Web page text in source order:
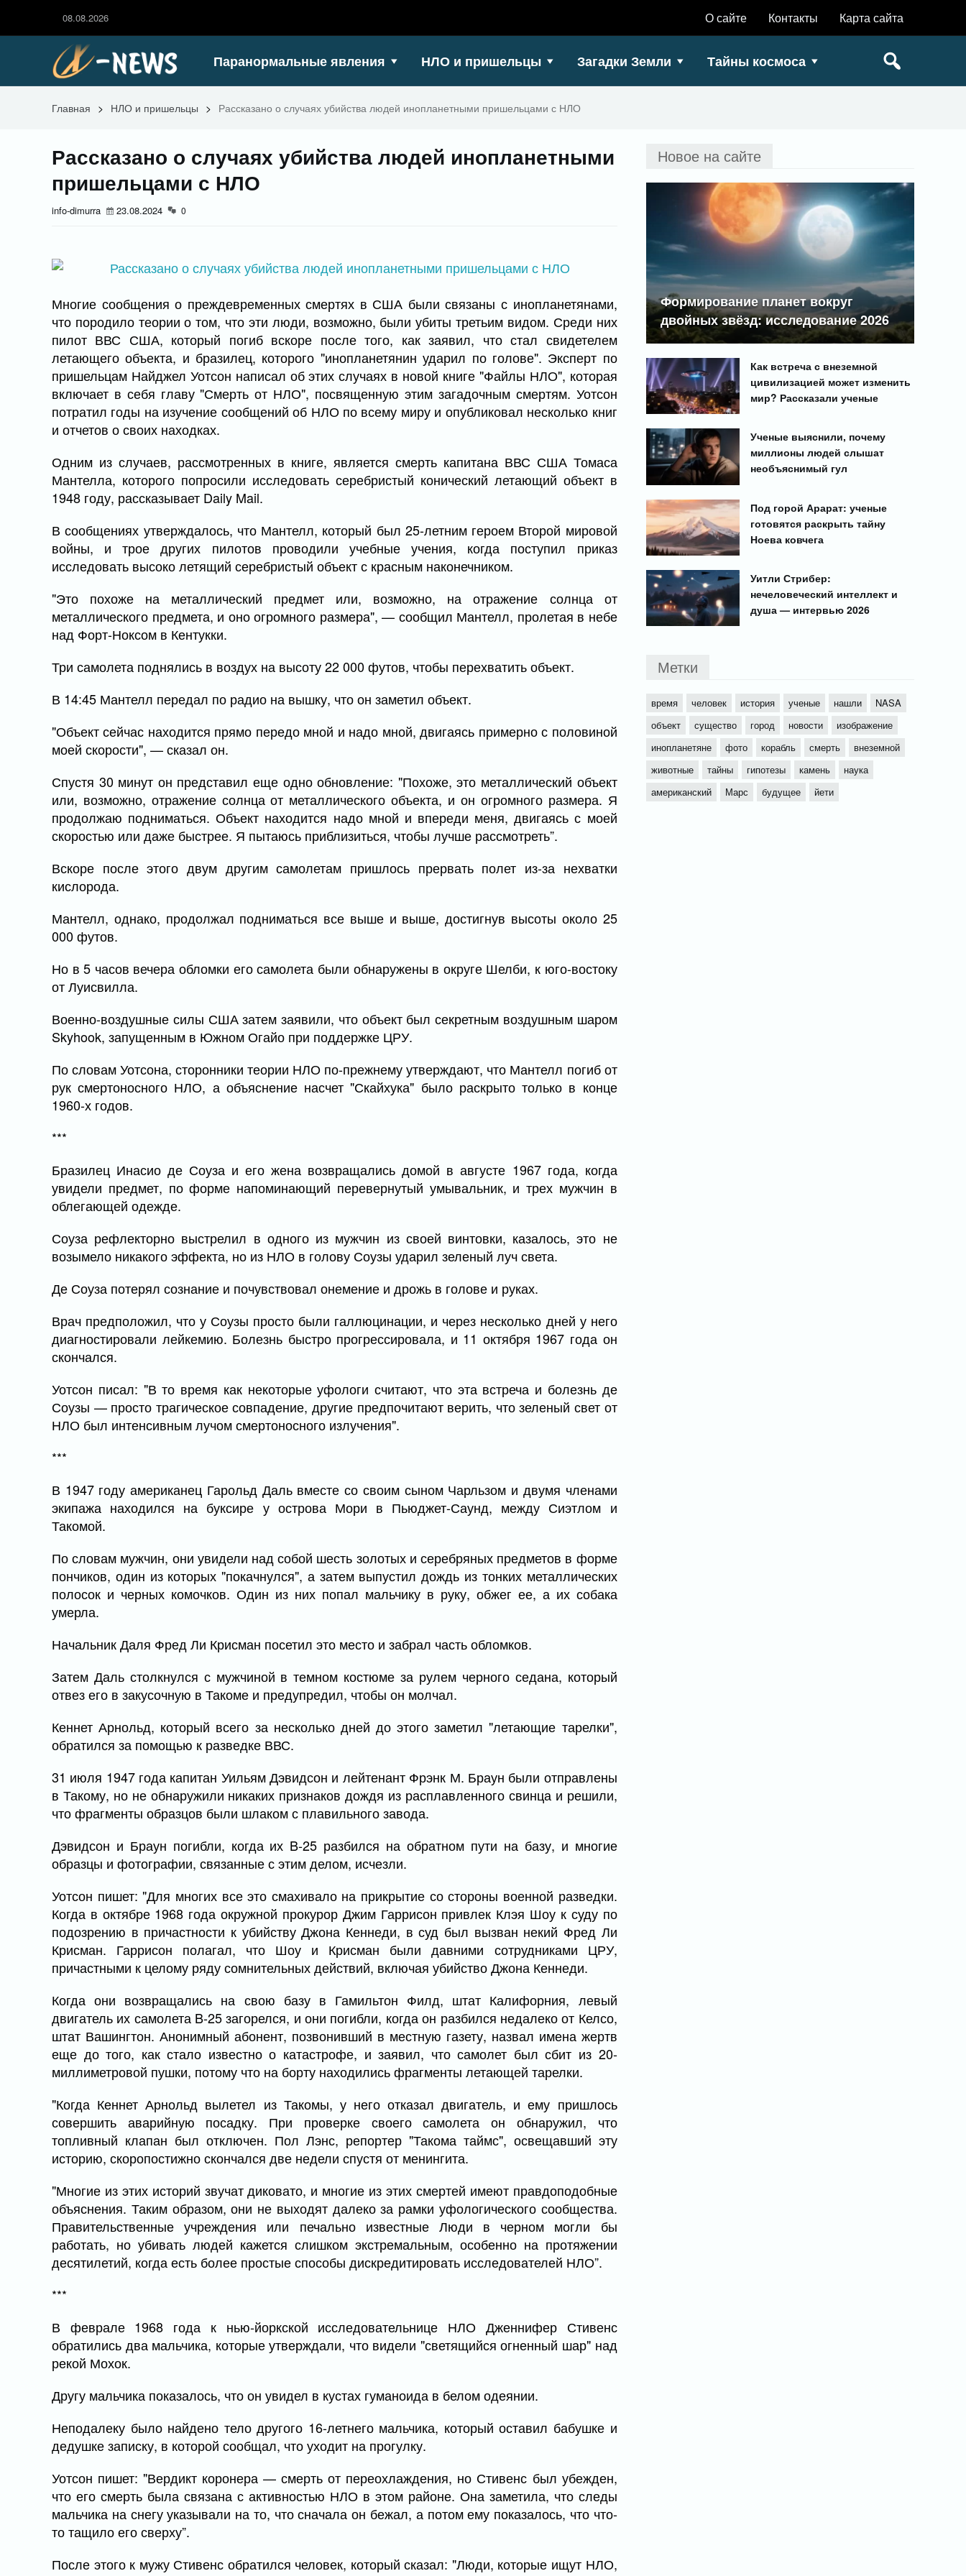
О сайте Контакты Карта сайта
08.08.2026
Паранормальные явления НЛО и пришельцы Загадки Земли Тайны космоса
Главная > НЛО и пришельцы > Рассказано о случаях убийства людей инопланетными пришельцами с НЛО
Рассказано о случаях убийства людей инопланетными
пришельцами с НЛО
info-dimurra 23.08.2024 0
Многие сообщения о преждевременных смертях в США были связаны с инопланетянами,
что породило теории о том, что эти люди, возможно, были убиты третьим видом. Среди них
пилот ВВС США, который погиб вскоре после того, как заявил, что стал свидетелем
летающего объекта, и бразилец, которого "инопланетянин ударил по голове". Эксперт по
пришельцам Найджел Уотсон написал об этих случаях в новой книге "Файлы НЛО", которая
включает в себя главу "Смерть от НЛО", посвященную этим загадочным смертям. Уотсон
потратил годы на изучение сообщений об НЛО по всему миру и опубликовал несколько книг
и отчетов о своих находках.
Одним из случаев, рассмотренных в книге, является смерть капитана ВВС США Томаса
Мантелла, которого попросили исследовать серебристый конический летающий объект в
1948 году, рассказывает Daily Mail.
В сообщениях утверждалось, что Мантелл, который был 25-летним героем Второй мировой
войны, и трое других пилотов проводили учебные учения, когда поступил приказ
исследовать высоко летящий серебристый объект с красным наконечником.
"Это похоже на металлический предмет или, возможно, на отражение солнца от
металлического предмета, и оно огромного размера", — сообщил Мантелл, пролетая в небе
над Форт-Ноксом в Кентукки.
Три самолета поднялись в воздух на высоту 22 000 футов, чтобы перехватить объект.
В 14:45 Мантелл передал по радио на вышку, что он заметил объект.
"Объект сейчас находится прямо передо мной и надо мной, двигаясь примерно с половиной
моей скорости", — сказал он.
Спустя 30 минут он представил еще одно обновление: "Похоже, это металлический объект
или, возможно, отражение солнца от металлического объекта, и он огромного размера. Я
продолжаю подниматься. Объект находится надо мной и впереди меня, двигаясь с моей
скоростью или даже быстрее. Я пытаюсь приблизиться, чтобы лучше рассмотреть”.
Вскоре после этого двум другим самолетам пришлось прервать полет из-за нехватки
кислорода.
Мантелл, однако, продолжал подниматься все выше и выше, достигнув высоты около 25
000 футов.
Но в 5 часов вечера обломки его самолета были обнаружены в округе Шелби, к юго-востоку
от Луисвилла.
Военно-воздушные силы США затем заявили, что объект был секретным воздушным шаром
Skyhook, запущенным в Южном Огайо при поддержке ЦРУ.
По словам Уотсона, сторонники теории НЛО по-прежнему утверждают, что Мантелл погиб от
рук смертоносного НЛО, а объяснение насчет "Скайхука" было раскрыто только в конце
1960-х годов.
***
Бразилец Инасио де Соуза и его жена возвращались домой в августе 1967 года, когда
увидели предмет, по форме напоминающий перевернутый умывальник, и трех мужчин в
облегающей одежде.
Соуза рефлекторно выстрелил в одного из мужчин из своей винтовки, казалось, это не
возымело никакого эффекта, но из НЛО в голову Соузы ударил зеленый луч света.
Де Соуза потерял сознание и почувствовал онемение и дрожь в голове и руках.
Врач предположил, что у Соузы просто были галлюцинации, и через несколько дней у него
диагностировали лейкемию. Болезнь быстро прогрессировала, и 11 октября 1967 года он
скончался.
Уотсон писал: "В то время как некоторые уфологи считают, что эта встреча и болезнь де
Соузы — просто трагическое совпадение, другие предпочитают верить, что зеленый свет от
НЛО был интенсивным лучом смертоносного излучения".
***
В 1947 году американец Гарольд Даль вместе со своим сыном Чарльзом и двумя членами
экипажа находился на буксире у острова Мори в Пьюджет-Саунд, между Сиэтлом и
Такомой.
По словам мужчин, они увидели над собой шесть золотых и серебряных предметов в форме
пончиков, один из которых "покачнулся", а затем выпустил дождь из тонких металлических
полосок и черных комочков. Один из них попал мальчику в руку, обжег ее, а их собака
умерла.
Начальник Даля Фред Ли Крисман посетил это место и забрал часть обломков.
Затем Даль столкнулся с мужчиной в темном костюме за рулем черного седана, который
отвез его в закусочную в Такоме и предупредил, чтобы он молчал.
Кеннет Арнольд, который всего за несколько дней до этого заметил "летающие тарелки",
обратился за помощью к разведке ВВС.
31 июля 1947 года капитан Уильям Дэвидсон и лейтенант Фрэнк М. Браун были отправлены
в Такому, но не обнаружили никаких признаков дождя из расплавленного свинца и решили,
что фрагменты образцов были шлаком с плавильного завода.
Дэвидсон и Браун погибли, когда их B-25 разбился на обратном пути на базу, и многие
образцы и фотографии, связанные с этим делом, исчезли.
Уотсон пишет: "Для многих все это смахивало на прикрытие со стороны военной разведки.
Когда в октябре 1968 года окружной прокурор Джим Гаррисон привлек Клэя Шоу к суду по
подозрению в причастности к убийству Джона Кеннеди, в суд был вызван некий Фред Ли
Крисман. Гаррисон полагал, что Шоу и Крисман были давними сотрудниками ЦРУ,
причастными к целому ряду сомнительных действий, включая убийство Джона Кеннеди.
Когда они возвращались на свою базу в Гамильтон Филд, штат Калифорния, левый
двигатель их самолета B-25 загорелся, и они погибли, когда он разбился недалеко от Келсо,
штат Вашингтон. Анонимный абонент, позвонивший в местную газету, назвал имена жертв
еще до того, как стало известно о катастрофе, и заявил, что самолет был сбит из 20-
миллиметровой пушки, потому что на борту находились фрагменты летающей тарелки.
"Когда Кеннет Арнольд вылетел из Такомы, у него отказал двигатель, и ему пришлось
совершить аварийную посадку. При проверке своего самолета он обнаружил, что
топливный клапан был отключен. Пол Лэнс, репортер "Такома таймс", освещавший эту
историю, скоропостижно скончался две недели спустя от менингита.
"Многие из этих историй звучат диковато, и многие из этих смертей имеют правдоподобные
объяснения. Таким образом, они не выходят далеко за рамки уфологического сообщества.
Правительственные учреждения или печально известные Люди в черном могли бы
работать, но убивать людей кажется слишком экстремальным, особенно на протяжении
десятилетий, когда есть более простые способы дискредитировать исследователей НЛО”.
***
В феврале 1968 года к нью-йоркской исследовательнице НЛО Дженнифер Стивенс
обратились два мальчика, которые утверждали, что видели "светящийся огненный шар" над
рекой Мохок.
Другу мальчика показалось, что он увидел в кустах гуманоида в белом одеянии.
Неподалеку было найдено тело другого 16-летнего мальчика, который оставил бабушке и
дедушке записку, в которой сообщал, что уходит на прогулку.
Уотсон пишет: "Вердикт коронера — смерть от переохлаждения, но Стивенс был убежден,
что его смерть была связана с активностью НЛО в этом районе. Она заметила, что следы
мальчика на снегу указывали на то, что сначала он бежал, а потом ему показалось, что что-
то тащило его сверху”.
После этого к мужу Стивенс обратился человек, который сказал: "Люди, которые ищут НЛО,
Новое на сайте
Формирование планет вокруг
двойных звёзд: исследование 2026
Как встреча с внеземной
цивилизацией может изменить
мир? Рассказали ученые
Ученые выяснили, почему
миллионы людей слышат
необъяснимый гул
Под горой Арарат: ученые
готовятся раскрыть тайну
Ноева ковчега
Уитли Стрибер:
нечеловеческий интеллект и
душа — интервью 2026
Метки
время человек история ученые нашли
NASA
объект
существо город новости
изображение
инопланетяне
фото корабль смерть
внеземной
животные
тайны гипотезы камень
наука
американский
Марс будущее йети